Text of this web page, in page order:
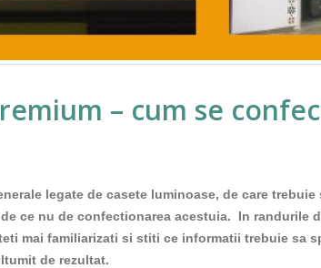
– cum se
legate de casete luminoase, de care
ce nu de confectionarea acestuia. In randurile
mai familiarizati si stiti ce informatii trebuie sa
de rezultat.